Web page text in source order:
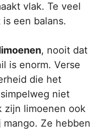
vlak. Te veel
een balans.
, nooit dat
is enorm. Verse
die het
niet
zijn limoenen ook
Ze hebben